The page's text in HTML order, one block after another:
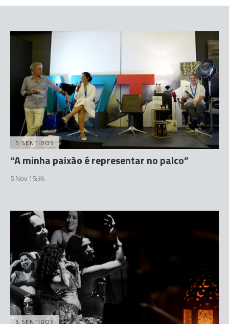
5 SENTIDOS
“A minha paixão é representar no palco”
5 Nov 15:36
5 SENTIDOS